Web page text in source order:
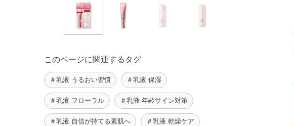
このページに関連するタグ
＃乳液 うるおい習慣 ＃乳液 保湿
＃乳液 フローラル ＃乳液 年齢サイン対策
＃乳液 自信が持てる素肌へ ＃乳液 乾燥ケア